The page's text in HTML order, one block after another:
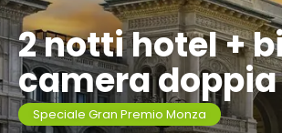
2 notti hotel +
camera doppia
Speciale Gran Premio Monza